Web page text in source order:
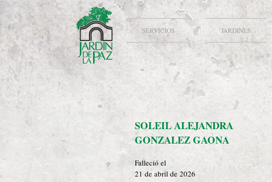
SERVICIOS JARDINES
SOLEIL ALEJANDRA
GONZALEZ GAONA
21 de abril de 2026
Falleció el